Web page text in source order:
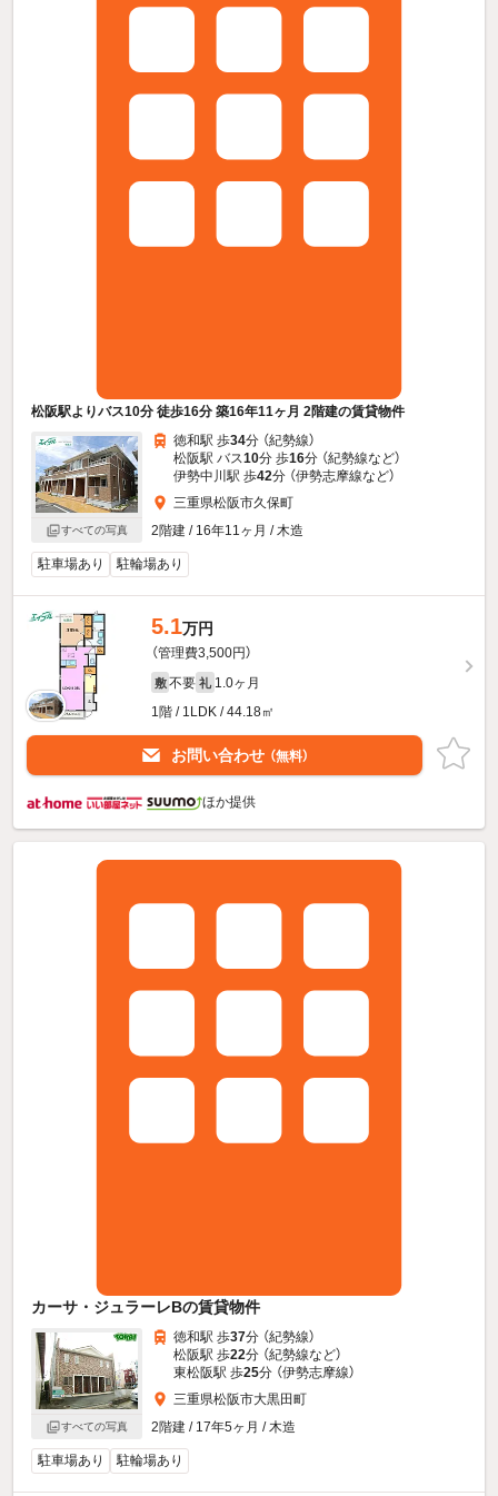
松阪駅よりバス10分 徒歩16分 築16年11ヶ月 2階建の賃貸物件
すべての写真
徳和駅 歩34分 （紀勢線）
松阪駅 バス10分 歩16分 （紀勢線など）
伊勢中川駅 歩42分 （伊勢志摩線など）
三重県松阪市久保町
2階建 / 16年11ヶ月 / 木造
駐車場あり 駐輪場あり
5.1万円
（管理費3,500円）
敷 不要 礼 1.0ヶ月
1階 / 1LDK / 44.18㎡
お問い合わせ （無料）
ほか提供
カーサ・ジュラーレBの賃貸物件
すべての写真
徳和駅 歩37分 （紀勢線）
松阪駅 歩22分 （紀勢線など）
東松阪駅 歩25分 （伊勢志摩線）
三重県松阪市大黒田町
2階建 / 17年5ヶ月 / 木造
駐車場あり 駐輪場あり